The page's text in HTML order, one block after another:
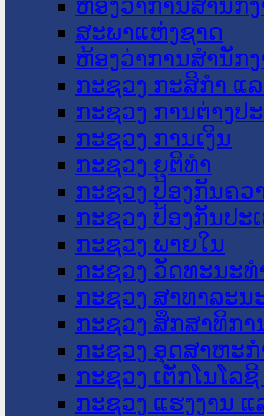
ຫ້ອງວ່າການສໍານັກ
ສະພາແຫ່ງຊາດ
ຫ້ອງວ່າການສຳນັກ
ກະຊວງ ກະສິກຳ ແ
ກະຊວງ ການຕ່າງປ
ກະຊວງ ການເງິນ
ກະຊວງ ຍຸຕິທໍາ
ກະຊວງ ປ້ອງກັນຄວ
ກະຊວງ ປ້ອງກັນປະ
ກະຊວງ ພາຍໃນ
ກະຊວງ ວັດທະນະ
ກະຊວງ ສາທາລະນ
ກະຊວງ ສຶກສາທິກາ
ກະຊວງ ອຸດສາຫະ
ກະຊວງ ເຕັກໂນໂລ
ກະຊວງ ແຮງງານ